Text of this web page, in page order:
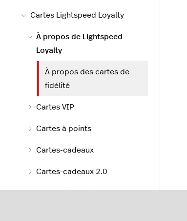
Cartes Lightspeed Loyalty
À propos de Lightspeed
Loyalty
À propos des cartes de
fidélité
Cartes VIP
Cartes à points
Cartes-cadeaux
Cartes-cadeaux 2.0
Cartes d’identité